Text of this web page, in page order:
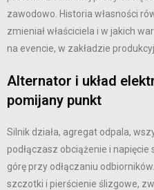
zawodowo. Historia własności
zmieniał właściciela i w jakich
na evencie, w zakładzie
Alternator i układ
pomijany punkt
Silnik działa, agregat odpala,
podłączasz obciążenie i
górę przy odłączaniu
szczotki i pierścienie ślizgowe,